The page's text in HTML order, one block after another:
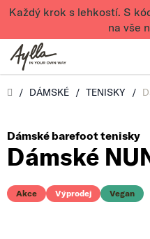
Přejít na obsah
Každý krok s lehkostí. S
na vše
Úvod
/ DÁMSKÉ / TENISKY /
Dámské barefoot tenisky
Dámské
Akce Výprodej Vegan